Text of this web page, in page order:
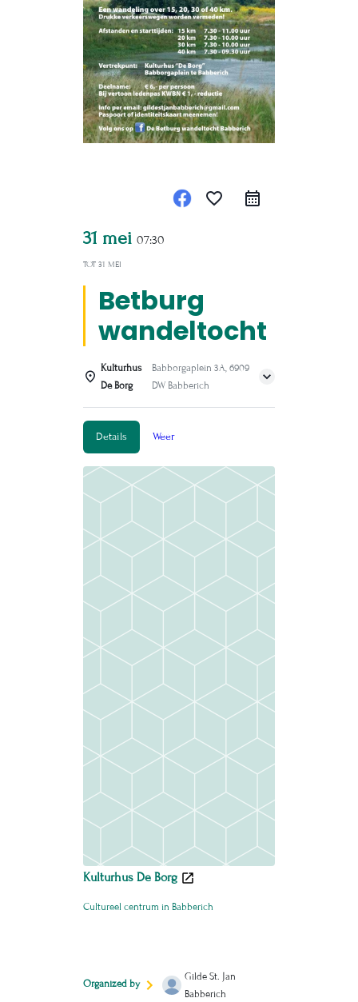
favorite_border
31 mei 07:30
TOT 31 MEI
Betburg
wandeltocht
Kulturhus
De Borg
Babborgaplein 3A, 6909
DW Babberich
Details Weer
Kulturhus De Borg
Cultureel centrum in Babberich
Organized by
Gilde St. Jan
Babberich